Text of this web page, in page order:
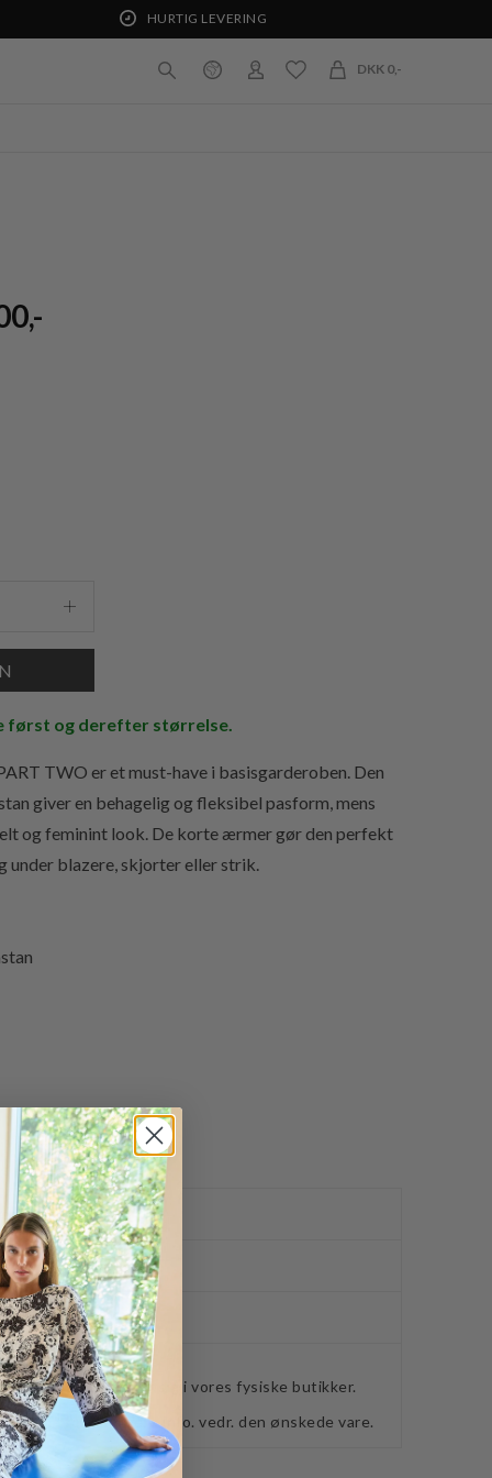
HURTIG LEVERING
DKK 0,-
først og derefter størrelse.
TWO er et must-have i basisgarderoben. Den
giver en behagelig og fleksibel pasform, mens
og feminint look. De korte ærmer gør den perfekt
under blazere, skjorter eller strik.
køb over 400,-
befinder sig i vores fysiske butikker.
for ydeligere info. vedr. den ønskede vare.